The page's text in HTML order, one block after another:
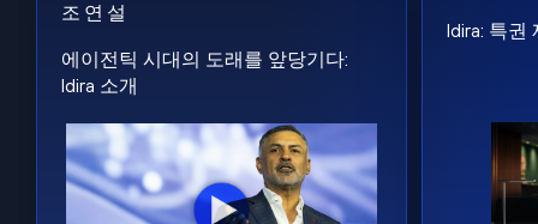
조연설
에이전틱 시대의 도래를 앞당기다:
Idira 소개
Idira: 특권